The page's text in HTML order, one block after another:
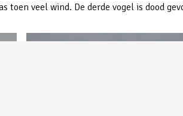
toen veel wind. De derde vogel is dood